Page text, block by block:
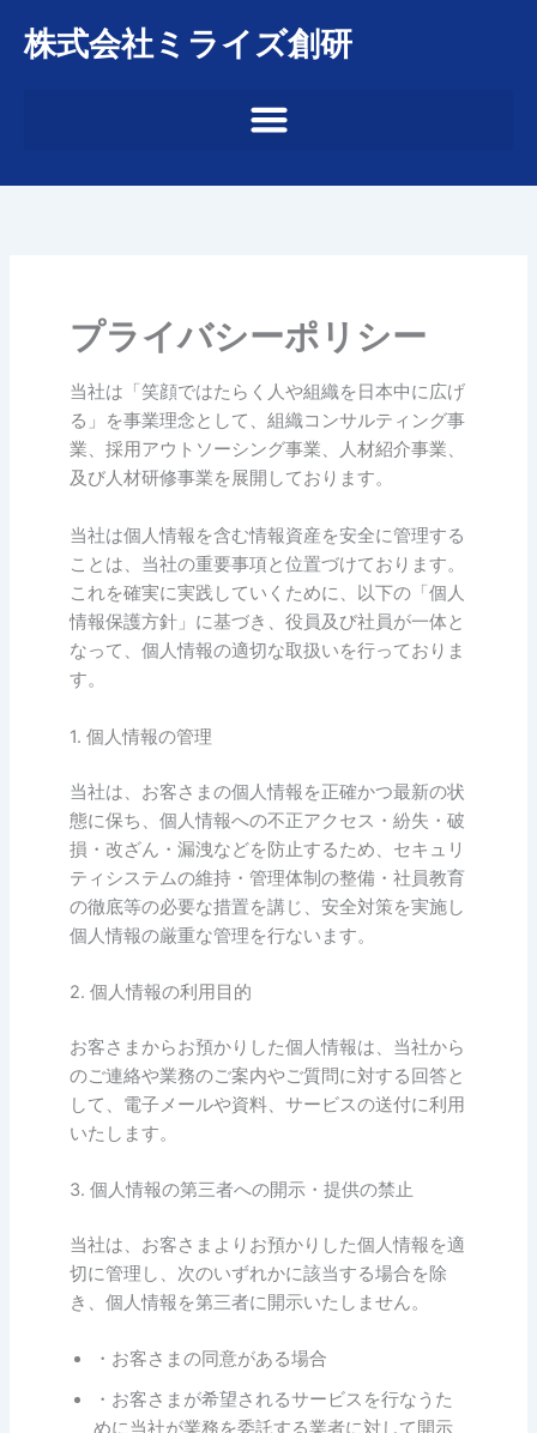
プ
株式会社ミライズ創研
プライバシーポリシー
当社は「笑顔ではたらく人や組織を日本中に広げ
る」を事業理念として、組織コンサルティング事
業、採用アウトソーシング事業、人材紹介事業、
及び人材研修事業を展開しております。
当社は個人情報を含む情報資産を安全に管理する
ことは、当社の重要事項と位置づけております。
これを確実に実践していくために、以下の「個人
情報保護方針」に基づき、役員及び社員が一体と
なって、個人情報の適切な取扱いを行っておりま
す。
1. 個人情報の管理
当社は、お客さまの個人情報を正確かつ最新の状
態に保ち、個人情報への不正アクセス・紛失・破
損・改ざん・漏洩などを防止するため、セキュリ
ティシステムの維持・管理体制の整備・社員教育
の徹底等の必要な措置を講じ、安全対策を実施し
個人情報の厳重な管理を行ないます。
2. 個人情報の利用目的
お客さまからお預かりした個人情報は、当社から
のご連絡や業務のご案内やご質問に対する回答と
して、電子メールや資料、サービスの送付に利用
いたします。
3. 個人情報の第三者への開示・提供の禁止
当社は、お客さまよりお預かりした個人情報を適
切に管理し、次のいずれかに該当する場合を除
き、個人情報を第三者に開示いたしません。
・お客さまの同意がある場合
・お客さまが希望されるサービスを行なうた
めに当社が業務を委託する業者に対して開示